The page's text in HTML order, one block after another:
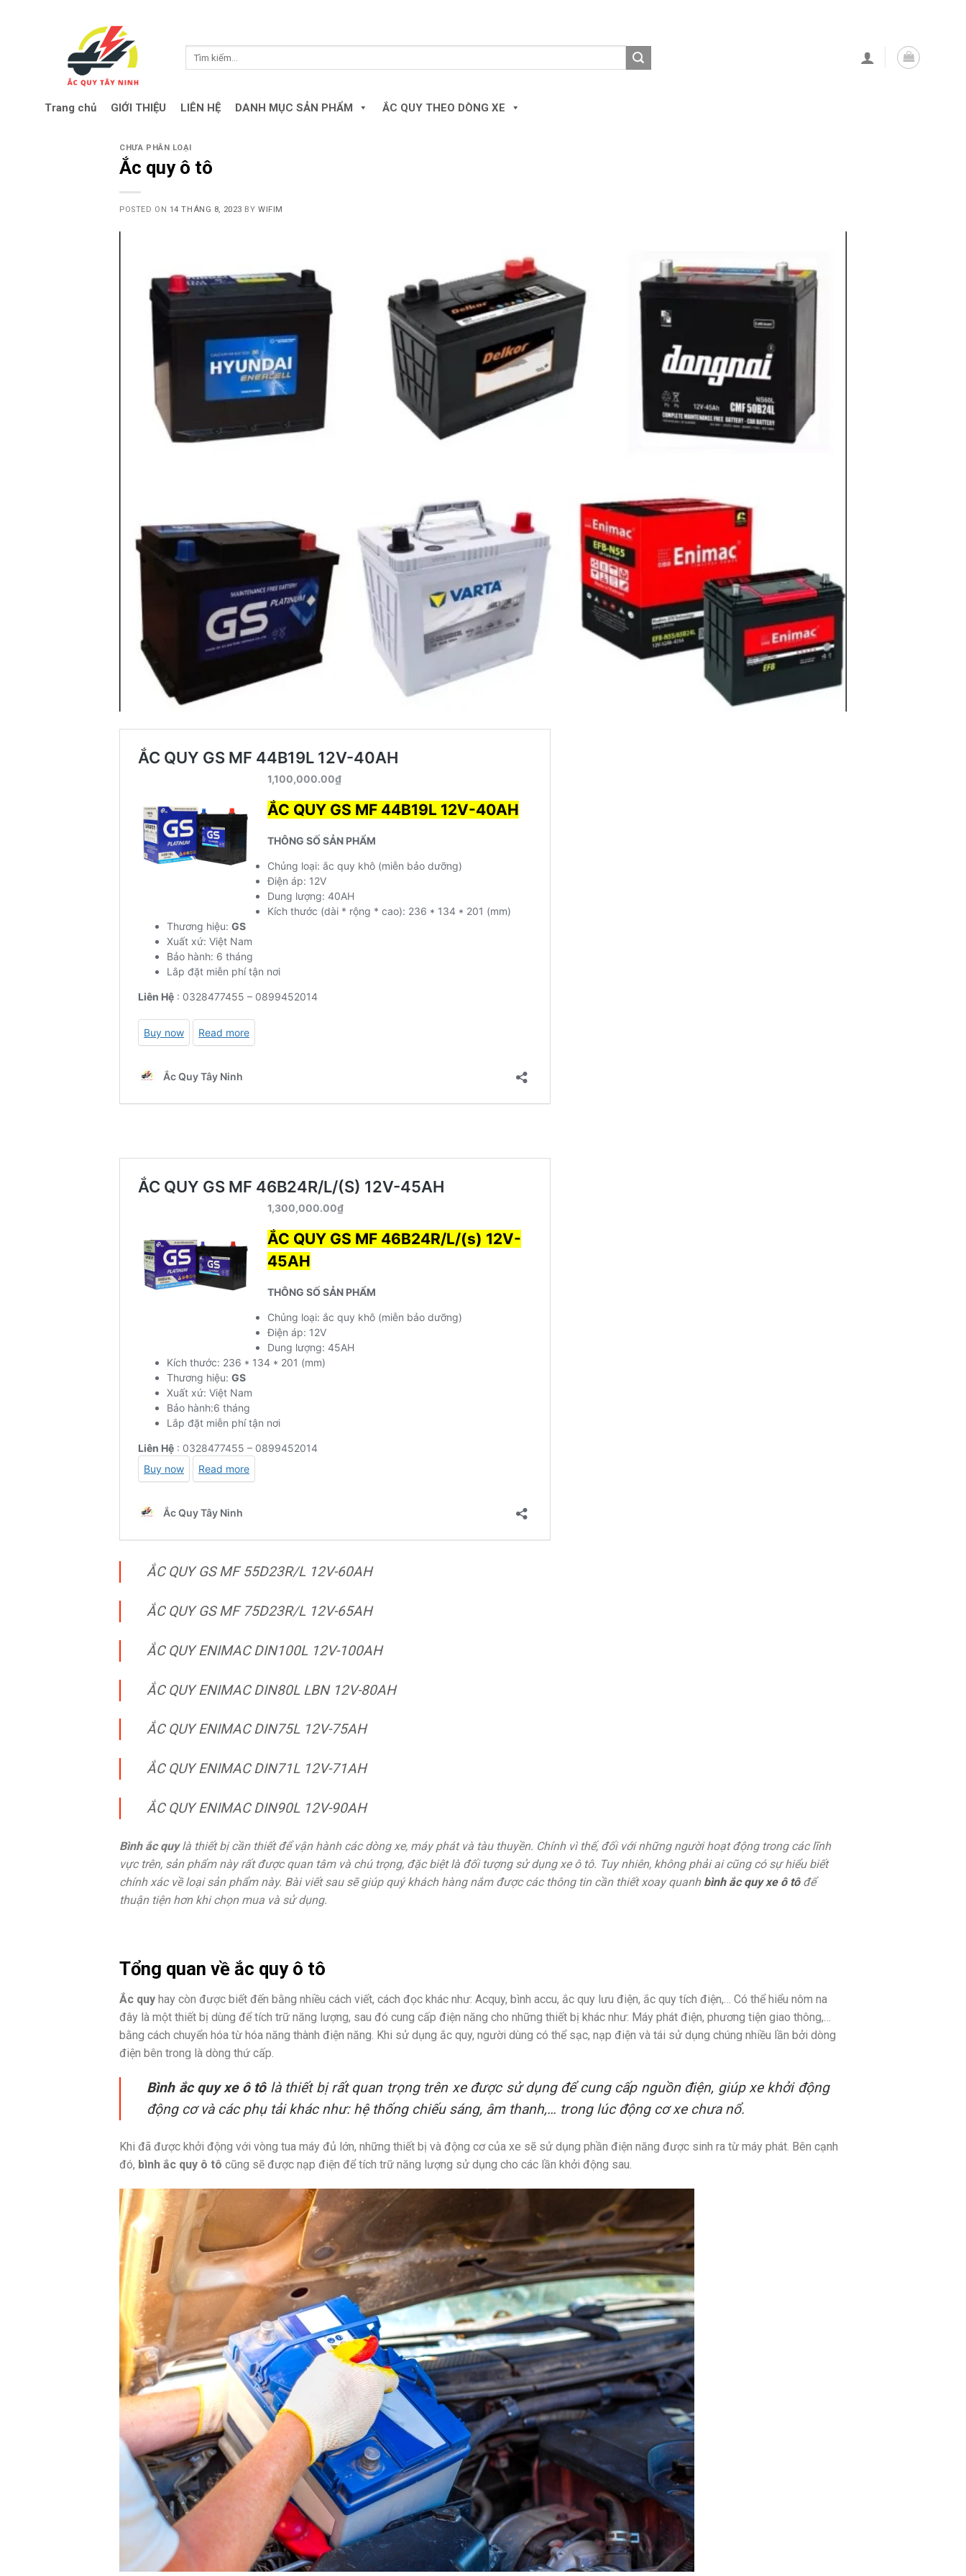
Trang chủ GIỚI THIỆU LIÊN HỆ DANH MỤC SẢN PHẨM ẮC QUY THEO DÒNG XE
CHƯA PHÂN LOẠI
Ắc quy ô tô
POSTED ON 14 THÁNG 8, 2023 BY WIFIM
ẮC QUY GS MF 55D23R/L 12V-60AH
ẮC QUY GS MF 75D23R/L 12V-65AH
ẮC QUY ENIMAC DIN100L 12V-100AH
ẮC QUY ENIMAC DIN80L LBN 12V-80AH
ẮC QUY ENIMAC DIN75L 12V-75AH
ẮC QUY ENIMAC DIN71L 12V-71AH
ẮC QUY ENIMAC DIN90L 12V-90AH
Bình ắc quylà thiết bị cần thiết để vận hành các dòng xe, máy phát và tàu thuyền. Chính vì thế, đối với những người hoạt động trong các lĩnh
vực trên, sản phẩm này rất được quan tâm và chú trọng, đặc biệt là đối tượng sử dụng xe ô tô. Tuy nhiên, không phải ai cũng có sự hiểu biết
chính xác về loại sản phẩm này. Bài viết sau sẽ giúp quý khách hàng nắm được các thông tin cần thiết xoay quanh bình ắc quy xe ô tô để
thuận tiện hơn khi chọn mua và sử dụng.
Tổng quan về ắc quy ô tô
Ắc quy hay còn được biết đến bằng nhiều cách viết, cách đọc khác như: Acquy, bình accu, ắc quy lưu điện, ắc quy tích điện,… Có thể hiểu nôm na
đây là một thiết bị dùng để tích trữ năng lượng, sau đó cung cấp điện năng cho những thiết bị khác như: Máy phát điện, phương tiện giao thông,…
bằng cách chuyển hóa từ hóa năng thành điện năng. Khi sử dụng ắc quy, người dùng có thể sạc, nạp điện và tái sử dụng chúng nhiều lần bởi dòng
điện bên trong là dòng thứ cấp.
Bình ắc quy xe ô tôlà thiết bị rất quan trọng trên xe được sử dụng để cung cấp nguồn điện, giúp xe khởi động
động cơ và các phụ tải khác như: hệ thống chiếu sáng, âm thanh,… trong lúc động cơ xe chưa nổ.
Khi đã được khởi động với vòng tua máy đủ lớn, những thiết bị và động cơ của xe sẽ sử dụng phần điện năng được sinh ra từ máy phát. Bên cạnh
đó, bình ắc quy ô tô cũng sẽ được nạp điện để tích trữ năng lượng sử dụng cho các lần khởi động sau.